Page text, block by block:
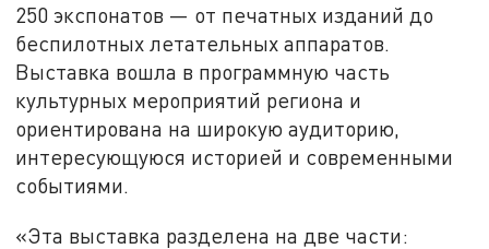
250 экспонатов — от печатных изданий до
беспилотных летательных аппаратов.
Выставка вошла в программную часть
культурных мероприятий региона и
ориентирована на широкую аудиторию,
интересующуюся историей и современными
событиями.
«Эта выставка разделена на две части: